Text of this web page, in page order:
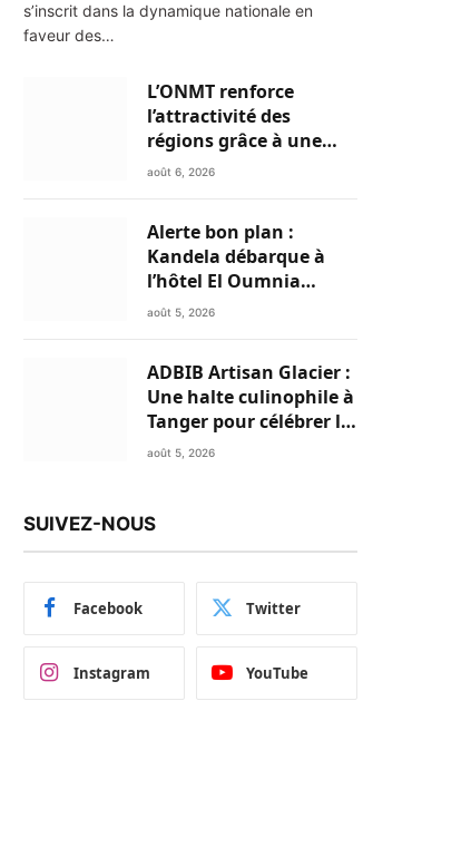
s’inscrit dans la dynamique nationale en
faveur des…
L’ONMT renforce
l’attractivité des
régions grâce à une
connectivité aérienne
août 6, 2026
Alerte bon plan :
Kandela débarque à
l’hôtel El Oumnia
Puerto pour enflammer
août 5, 2026
ADBIB Artisan Glacier :
Une halte culinophile à
Tanger pour célébrer la
glace traditionnelle
août 5, 2026
SUIVEZ-NOUS
Facebook Twitter
Instagram YouTube